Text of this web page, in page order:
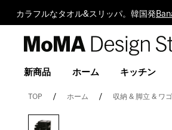
カラフルなタオル&スリッパ。韓国発
新商品 ホーム キッチン
TOP ホーム 収納 & 脚立 & ワ